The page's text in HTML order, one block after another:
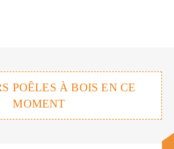
POÊLES À BOIS EN CE
MOMENT